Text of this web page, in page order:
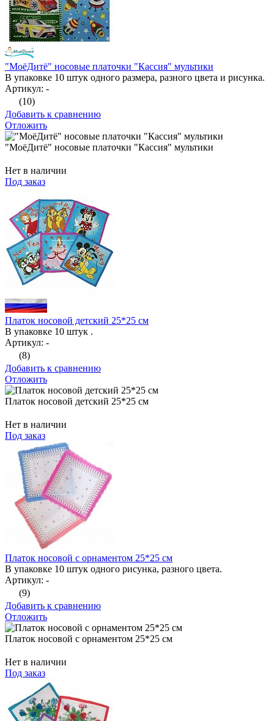
"МоёДитё" носовые платочки "Кассия" мультики
В упаковке 10 штук одного размера, разного цвета и рисунка.
Артикул: -
(10)
Добавить к сравнению
Отложить
"МоёДитё" носовые платочки "Кассия" мультики
Нет в наличии
Под заказ
Платок носовой детский 25*25 см
В упаковке 10 штук .
Артикул: -
(8)
Добавить к сравнению
Отложить
Платок носовой детский 25*25 см
Нет в наличии
Под заказ
Платок носовой с орнаментом 25*25 см
В упаковке 10 штук одного рисунка, разного цвета.
Артикул: -
(9)
Добавить к сравнению
Отложить
Платок носовой с орнаментом 25*25 см
Нет в наличии
Под заказ